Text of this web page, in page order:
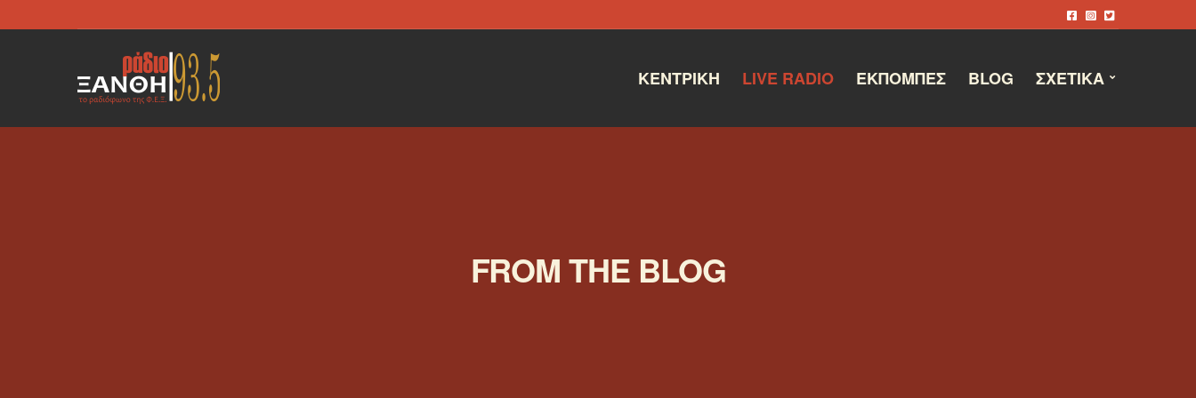
ΚΕΝΤΡΙΚΉ LIVE RADIO ΕΚΠΟΜΠΈΣ BLOG ΣΧΕΤΙΚΆ
FROM THE BLOG